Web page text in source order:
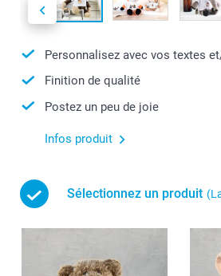
Personnalisez avec vos textes
Finition de qualité
Postez un peu de joie
Infos produit
Sélectionnez un produit